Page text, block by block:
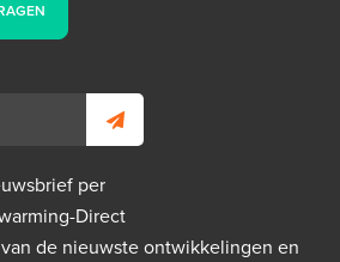
per
Direct
de nieuwste ontwikkelingen en